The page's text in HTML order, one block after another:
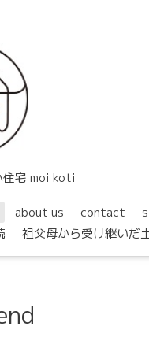
住宅 moi koti
about us contact
祖父母から受け継いだ